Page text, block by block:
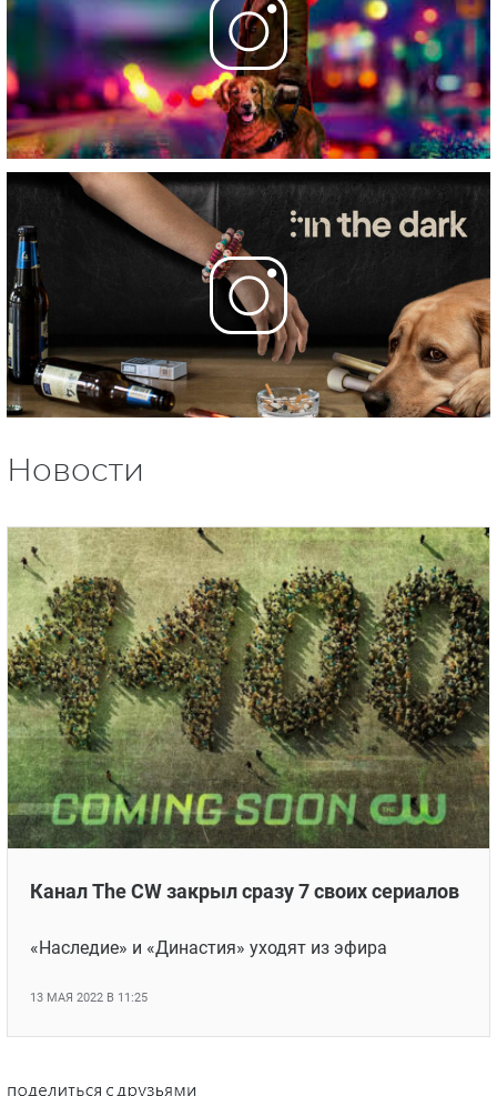
Новости
Канал The CW закрыл сразу 7 своих сериалов
«Наследие» и «Династия» уходят из эфира
13 МАЯ 2022 В 11:25